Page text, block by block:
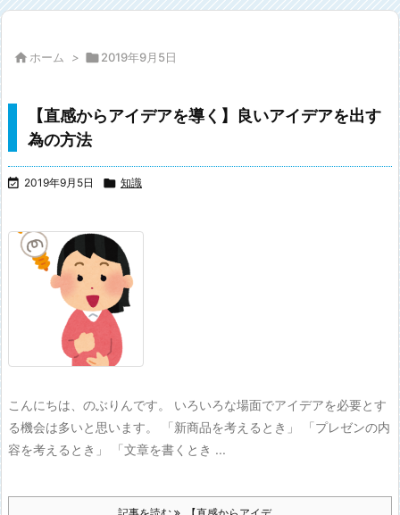
 ホーム > 2019年9月5日
【直感からアイデアを導く】良いアイデアを出す
為の方法
 2019年9月5日  知識
こんにちは、のぶりんです。 いろいろな場面でアイデアを必要とす
る機会は多いと思います。 「新商品を考えるとき」 「プレゼンの内
容を考えるとき」 「文章を書くとき ...